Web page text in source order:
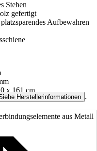
Stehen
gefertigt
Aufbewahren
x 161 cm
aus Metall
Herstellerinformationen .